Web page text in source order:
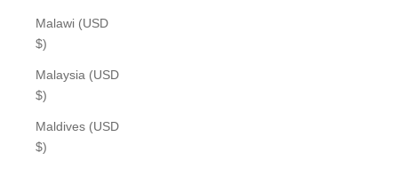
Malawi (USD
$)
Malaysia (USD
$)
Maldives (USD
$)